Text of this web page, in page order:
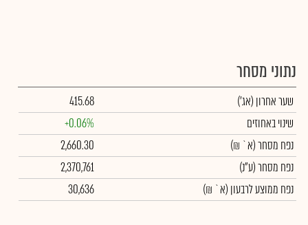
נתוני מסחר
שער אחרון (אג')
415.68
שינוי באחוזים
+0.06%
נפח מסחר(א` ₪)
2,660.30
נפח מסחר(ע"נ)
2,370,761
נפח ממוצע לרבעון (א` ₪)
30,636